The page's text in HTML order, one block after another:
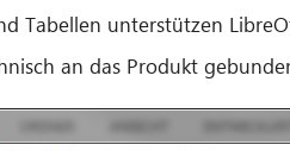
Tabellen unterstützen
an das Produkt